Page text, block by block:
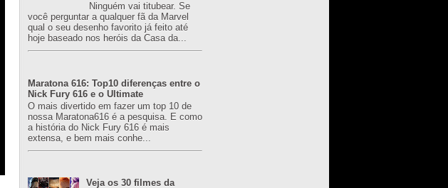
Ninguém vai titubear. Se
você perguntar a qualquer fã da Marvel
qual o seu desenho favorito já feito até
hoje baseado nos heróis da Casa da...
Maratona 616: Top10 diferenças entre o
Nick Fury 616 e o Ultimate
O mais divertido em fazer um top 10 de
nossa Maratona616 é a pesquisa. E como
a história do Nick Fury 616 é mais
extensa, e bem mais conhe...
Veja os 30 filmes da